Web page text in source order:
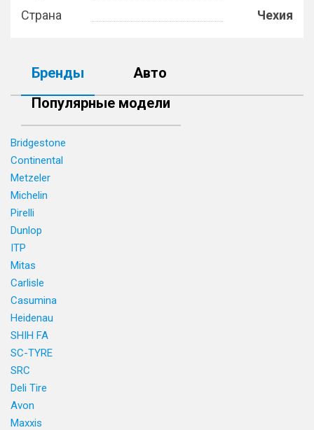
Страна
Чехия
Бренды
Авто
Популярные модели
Bridgestone
Continental
Metzeler
Michelin
Pirelli
Dunlop
ITP
Mitas
Carlisle
Casumina
Heidenau
SHIH FA
SC-TYRE
SRC
Deli Tire
Avon
Maxxis